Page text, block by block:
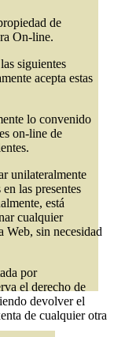
de
On-line.
siguientes
acepta estas
lo convenido
on-line de
unilateralmente
las presentes
está
cualquier
sin necesidad
por
el derecho de
devolver el
de cualquier otra